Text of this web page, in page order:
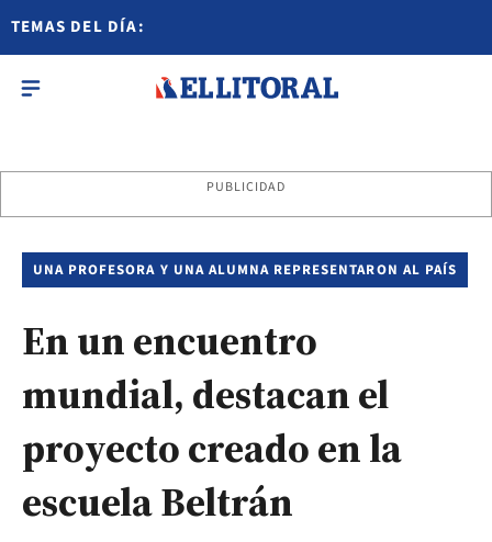
TEMAS DEL DÍA:
PUBLICIDAD
UNA PROFESORA Y UNA ALUMNA REPRESENTARON AL PAÍS
En un encuentro
mundial, destacan el
proyecto creado en la
escuela Beltrán